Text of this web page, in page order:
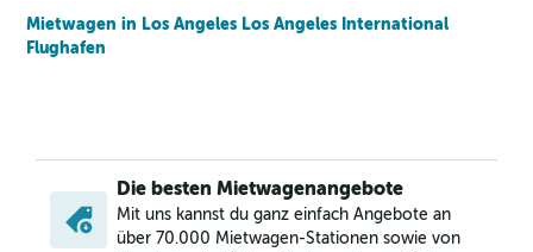
Mietwagen in Los Angeles Los Angeles International
Flughafen
Die besten Mietwagenangebote
Mit uns kannst du ganz einfach Angebote an
über 70.000 Mietwagen-Stationen sowie von